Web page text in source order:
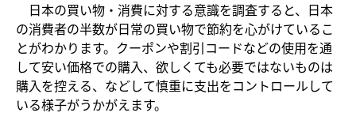
日本の買い物・消費に対する意識を調査すると、日本
の消費者の半数が日常の買い物で節約を心がけているこ
とがわかります。クーポンや割引コードなどの使用を通
して安い価格での購入、欲しくても必要ではないものは
購入を控える、などして慎重に支出をコントロールして
いる様子がうかがえます。​